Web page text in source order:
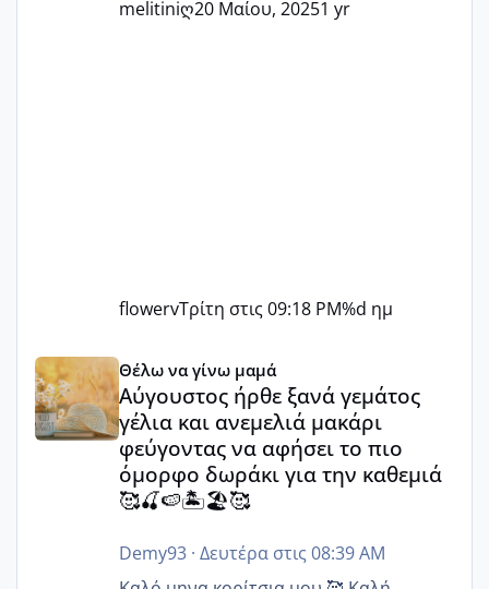
melitiniღ20 Μαίου, 20251 yr
flowervΤρίτη στις 09:18 PM%d ημ
Αύγουστος ήρθε ξανά γεμάτος γέλια και ανεμελιά
Θέλω να γίνω μαμά
Αύγουστος ήρθε ξανά γεμάτος
γέλια και ανεμελιά μακάρι
φεύγοντας να αφήσει το πιο
όμορφο δωράκι για την καθεμιά
🥰🍒🍉🏝️🏖️🥰
Demy93· Δευτέρα στις 08:39 AM